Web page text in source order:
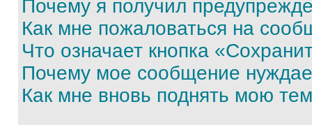
Почему я получил
Как мне пожаловаться на
Что означает кнопка
Почему мое сообщение
Как мне вновь поднять мою